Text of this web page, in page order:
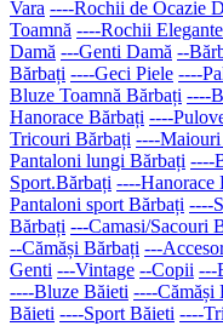
Vara ----Rochii de Ocazie
Toamnă ----Rochii
Damă ---Genti Damă --
Bărbați ----Geci Piele ----
Bluze Toamnă Bărbați ----
Hanorace Bărbați ----
Tricouri Bărbați ----Maiouri
Pantaloni lungi Bărbați ----
Sport.Bărbați ----Hanorace
Pantaloni sport Bărbați ----
Bărbați ---Camasi/Sacouri
--Cămăși Bărbați ---
Genti ---Vintage --Copii ---
----Bluze Băieti ----Cămăși
Băieti ----Sport Băieti ----